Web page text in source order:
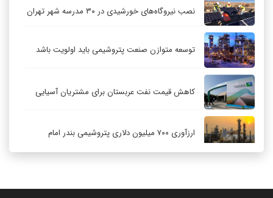
نصب نیروگاه‌های خورشیدی در ۳۰ مدرسه شهر تهران
توسعه متوازن صنعت پتروشیمی باید اولویت باشد
کاهش قیمت نفت عربستان برای مشتریان آسیایی
ارزآوری ۷۰۰ میلیون دلاری پتروشیمی بندر امام